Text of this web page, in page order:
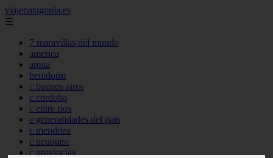
viajepatagonia.es
☰
7 maravillas del mundo
america
arena
benidorm
c buenos aires
c cordoba
c entre rios
c generalidades del pais
c mendoza
c neuquen
c provincias